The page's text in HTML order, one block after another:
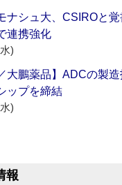
ナシュ大、CSIROと
連携強化
)
大鵬薬品】ADCの製
ップを締結
)
報